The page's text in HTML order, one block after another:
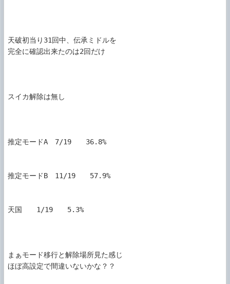
天破初当り31回中、伝承ミドルを
完全に確認出来たのは2回だけ
スイカ解除は無し
推定モードA　7/19　　36.8%
推定モードB　11/19　　57.9%
天国　　1/19　　5.3%
まぁモード移行と解除場所見た感じ
ほぼ高設定で間違いないかな？？